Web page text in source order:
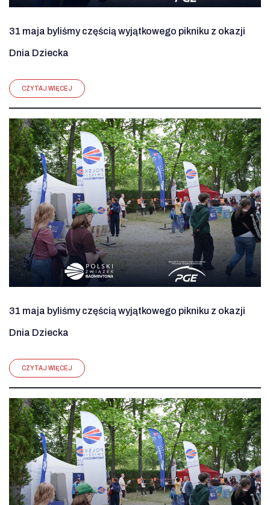
31 maja byliśmy częścią wyjątkowego pikniku z okazji
Dnia Dziecka
CZYTAJ WIĘCEJ
31 maja byliśmy częścią wyjątkowego pikniku z okazji
Dnia Dziecka
CZYTAJ WIĘCEJ